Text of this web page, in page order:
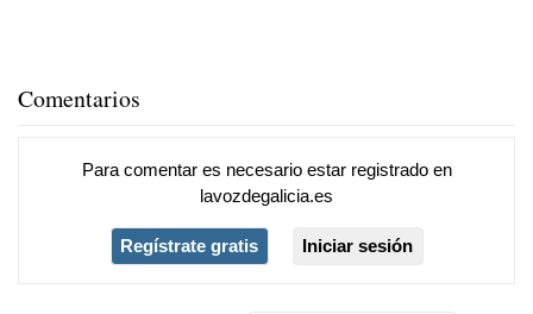
Comentarios
Para comentar es necesario estar registradoen
lavozdegalicia.es
Regístrate gratis Iniciar sesión